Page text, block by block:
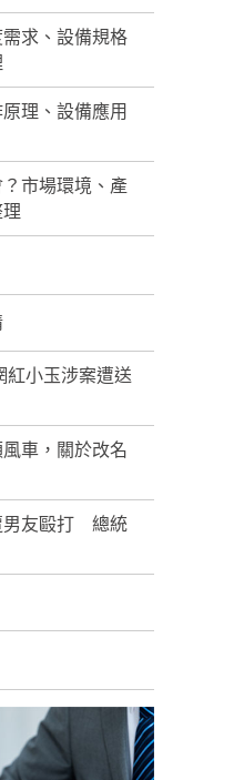
求、設備規格
理、設備應用
市場環境、產
紅小玉涉案遭送
車，關於改名
男友毆打 總統